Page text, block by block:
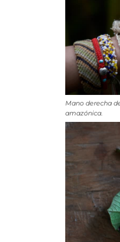
Mano derecha
amazónica.